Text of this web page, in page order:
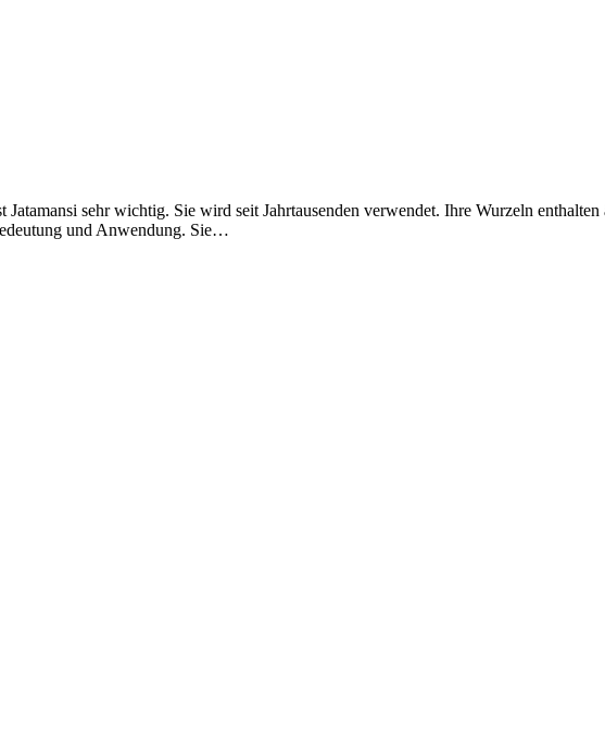
sehr wichtig. Sie wird seit Jahrtausenden verwendet. Ihre Wurzeln
und Anwendung. Sie…